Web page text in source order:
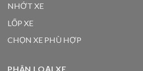
NHỚT XE
LỐP XE
CHỌN XE PHÙ HỢP
PHÂN LOẠI XE